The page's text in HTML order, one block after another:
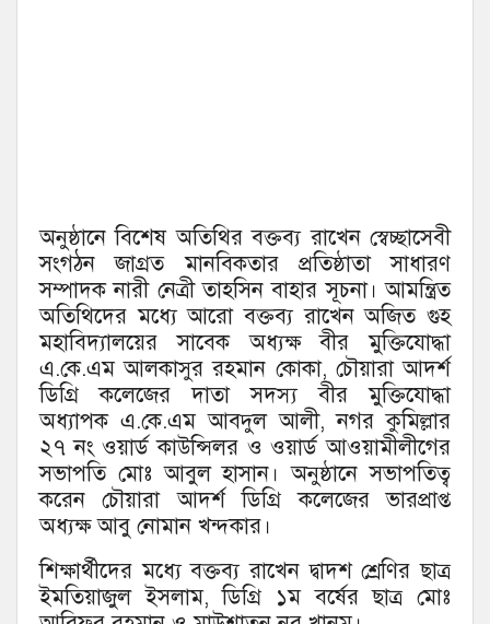
অনুষ্ঠানে বিশেষ অতিথির বক্তব্য রাখেন স্বেচ্ছাসেবী
সংগঠন জাগ্রত মানবিকতার প্রতিষ্ঠাতা সাধারণ
সম্পাদক নারী নেত্রী তাহসিন বাহার সূচনা। আমন্ত্রিত
অতিথিদের মধ্যে আরো বক্তব্য রাখেন অজিত গুহ
মহাবিদ্যালয়ের সাবেক অধ্যক্ষ বীর মুক্তিযোদ্ধা
এ.কে.এম আলকাসুর রহমান কোকা, চৌয়ারা আদর্শ
ডিগ্রি কলেজের দাতা সদস্য বীর মুক্তিযোদ্ধা
অধ্যাপক এ.কে.এম আবদুল আলী, নগর কুমিল্লার
২৭ নং ওয়ার্ড কাউন্সিলর ও ওয়ার্ড আওয়ামীলীগের
সভাপতি মোঃ আবুল হাসান। অনুষ্ঠানে সভাপতিত্ব
করেন চৌয়ারা আদর্শ ডিগ্রি কলেজের ভারপ্রাপ্ত
অধ্যক্ষ আবু নোমান খন্দকার।
শিক্ষার্থীদের মধ্যে বক্তব্য রাখেন দ্বাদশ শ্রেণির ছাত্র
ইমতিয়াজুল ইসলাম, ডিগ্রি ১ম বর্ষের ছাত্র মোঃ